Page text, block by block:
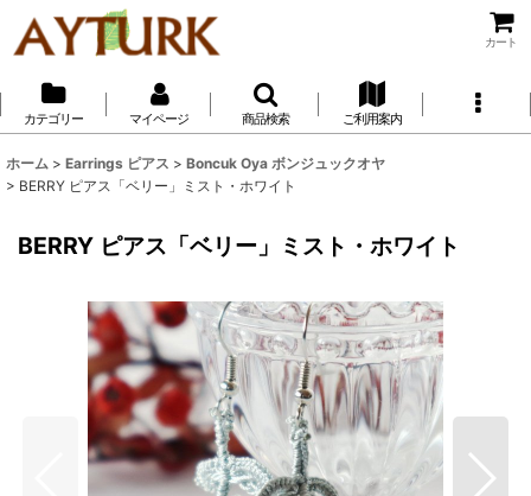
カート
カテゴリー マイページ 商品検索 ご利用案内
ホーム > Earrings ピアス > Boncuk Oya ボンジュックオヤ
> BERRY ピアス「ベリー」ミスト・ホワイト
BERRY ピアス「ベリー」ミスト・ホワイト